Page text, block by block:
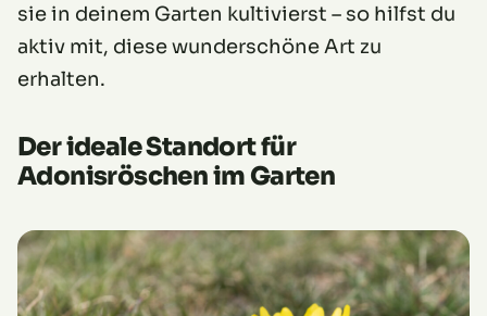
sie in deinem Garten kultivierst – so hilfst du
aktiv mit, diese wunderschöne Art zu
erhalten.
Der ideale Standort für
Adonisröschen im Garten